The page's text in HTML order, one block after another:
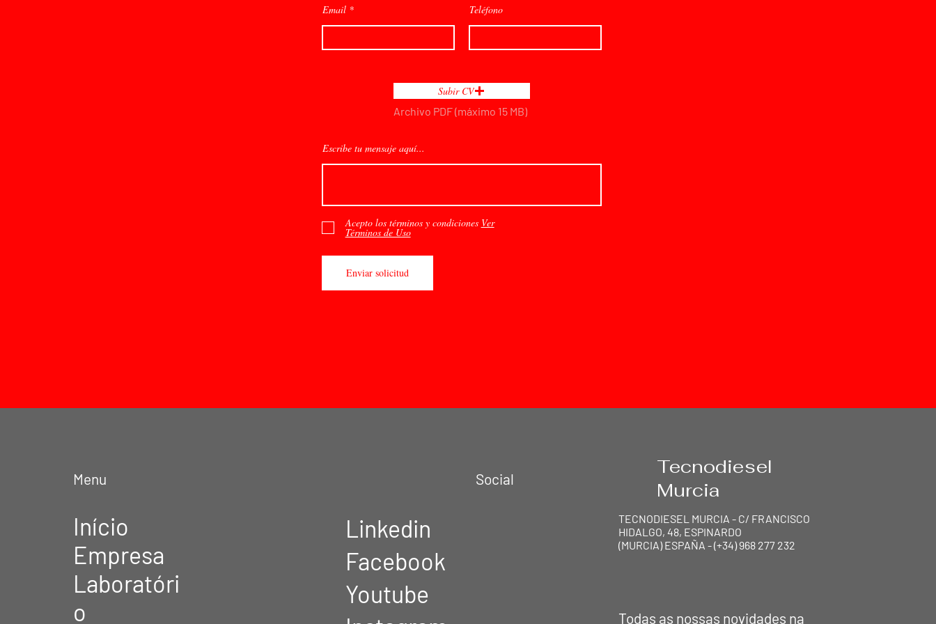
Enviar solicitud
Email Teléfono
Escribe tu mensaje aquí...
Subir CV
Archivo PDF (máximo 15 MB)
Acepto los términos y condiciones Ver
Términos de Uso
Menu
Início
Empresa
Laboratóri
o
Social
Linkedin
Facebook
Youtube
Tecnodiesel
Murcia
Todas as nossas novidades na
TECNODIESEL MURCIA - C/ FRANCISCO
HIDALGO, 48, ESPINARDO
(MURCIA) ESPAÑA - (+34) 968 277 232